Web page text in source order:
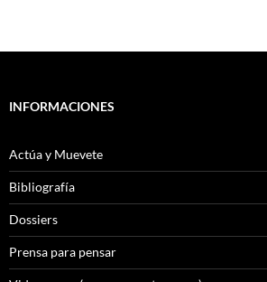
INFORMACIONES
Actúa y Muevete
Bibliografía
Dossiers
Prensa para pensar